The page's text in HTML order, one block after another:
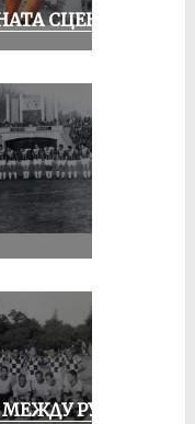
СЦЕНА
РУСЕ